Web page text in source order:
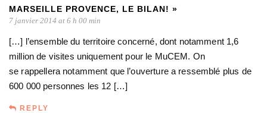
MARSEILLE PROVENCE, LE BILAN! »
7 janvier 2014 at 6 h 00 min
[…] l’ensemble du territoire concerné, dont notamment 1,6
million de visites uniquement pour le MuCEM. On
se rappellera notamment que l’ouverture a ressemblé plus de
600 000 personnes les 12 […]
REPLY